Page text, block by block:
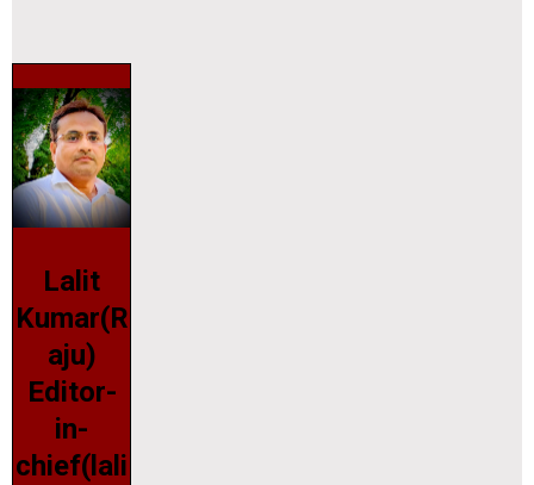
Lalit
Kumar(R
aju)
Editor-
in-
chief(lali